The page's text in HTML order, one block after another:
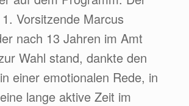
Vorsitzende Marcus
nach 13 Jahren im Amt
Wahl stand, dankte den
einer emotionalen Rede, in
lange aktive Zeit im